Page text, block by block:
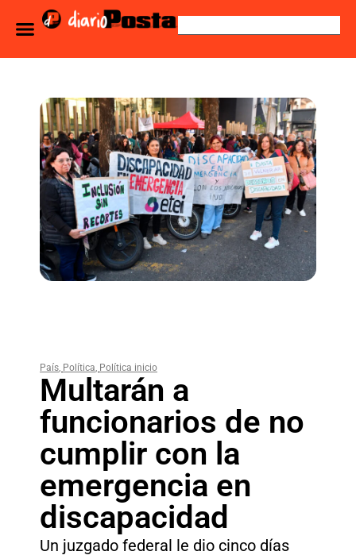
País, Política, Política inicio
Multarán a
funcionarios de no
cumplir con la
emergencia en
discapacidad
Un juzgado federal le dio cinco días